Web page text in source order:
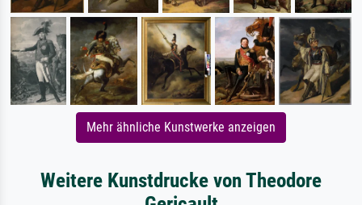
Mehr ähnliche Kunstwerke anzeigen
Weitere Kunstdrucke von Theodore